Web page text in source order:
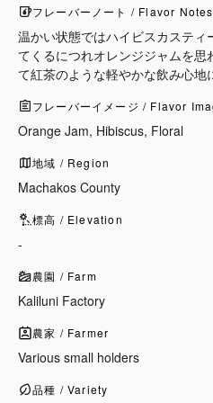
フレーバーノート / Flavor Notes
温かい状態ではハイビスカステ
てくるにつれオレンジジャムを
て紅茶のような軽やかな飲み心地
フレーバーイメージ / Flavor
Orange Jam, Hibiscus, Floral
地域 / Region
Machakos County
標高 / Elevation
-
農園 / Farm
Kaliluni Factory
農家 / Farmer
Various small holders
品種 / Variety